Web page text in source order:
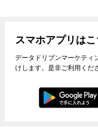
スマホアプリはこ
データドリブンマーケティ
けします。是非ご利用くだ